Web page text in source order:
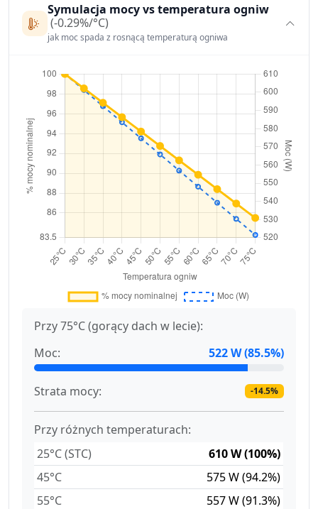
Symulacja mocy vs temperatura ogniw
(-0.29%/°C)
jak moc spada z rosnącą temperaturą ogniwa
Przy 75°C (gorący dach w lecie):
Moc:
522 W (85.5%)
Strata mocy: -14.5%
Przy różnych temperaturach:
25°C (STC)
610 W (100%)
45°C
575 W (94.2%)
55°C
557 W (91.3%)